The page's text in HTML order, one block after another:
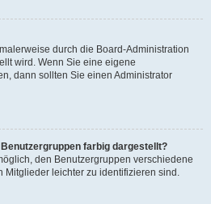
durch die Board-Administration
wird. Wenn Sie eine eigene
dann sollten Sie einen Administrator
farbig dargestellt?
den Benutzergruppen verschiedene
Mitglieder leichter zu identifizieren sind.